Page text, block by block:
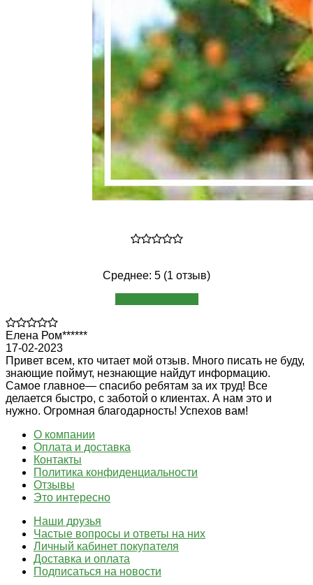
Среднее: 5 (1 отзыв)
Елена Ром******
17-02-2023
Привет всем, кто читает мой отзыв. Много писать не буду,
знающие поймут, незнающие найдут информацию.
Самое главное— спасибо ребятам за их труд! Все
делается быстро, с заботой о клиентах. А нам это и
нужно. Огромная благодарность! Успехов вам!
О компании
Оплата и доставка
Контакты
Политика конфиденциальности
Отзывы
Это интересно
Наши друзья
Частые вопросы и ответы на них
Личный кабинет покупателя
Доставка и оплата
Подписаться на новости